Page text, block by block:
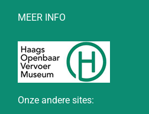
MEER INFO
Onze andere sites: